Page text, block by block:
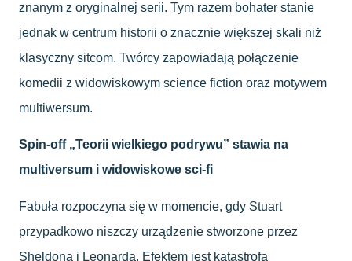
znanym z oryginalnej serii. Tym razem bohater stanie
jednak w centrum historii o znacznie większej skali niż
klasyczny sitcom. Twórcy zapowiadają połączenie
komedii z widowiskowym science fiction oraz motywem
multiwersum.
Spin-off „Teorii wielkiego podrywu” stawia na
multiversum i widowiskowe sci-fi
Fabuła rozpoczyna się w momencie, gdy Stuart
przypadkowo niszczy urządzenie stworzone przez
Sheldona i Leonarda. Efektem jest katastrofa